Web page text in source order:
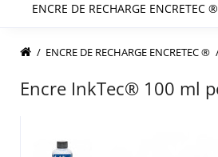
ENCRE DE RECHARGE ENCRETEC ®
ENCRE DE RECHARGE ENCRETEC ®
Encre InkTec® 100 ml